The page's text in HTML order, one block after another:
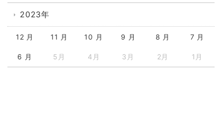
2023年
12 月 11 月 10 月 9 月 8 月 7 月
6 月 5月 4月 3月 2月 1月